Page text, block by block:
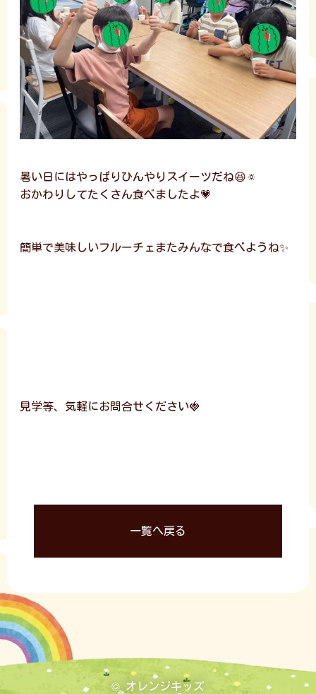
暑い日にはやっぱりひんやりスイーツだね😆🔅
おかわりしてたくさん食べましたよ💗
簡単で美味しいフルーチェまたみんなで食べようね✨
見学等、気軽にお問合せください🍓
一覧へ戻る
© オレンジキッズ